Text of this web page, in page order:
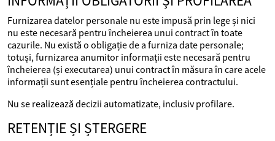
Furnizarea datelor personale nu este impusă prin lege și nici
nu este necesară pentru încheierea unui contract în toate
cazurile. Nu există o obligație de a furniza date personale;
totuși, furnizarea anumitor informații este necesară pentru
încheierea (și executarea) unui contract în măsura în care acele
informații sunt esențiale pentru încheierea contractului.
Nu se realizează decizii automatizate, inclusiv profilare.
RETENȚIE ȘI ȘTERGERE